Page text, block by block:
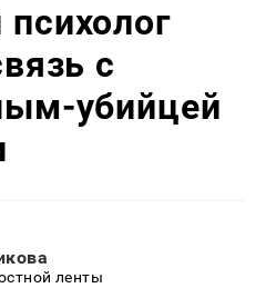
с
убийцей
ленты